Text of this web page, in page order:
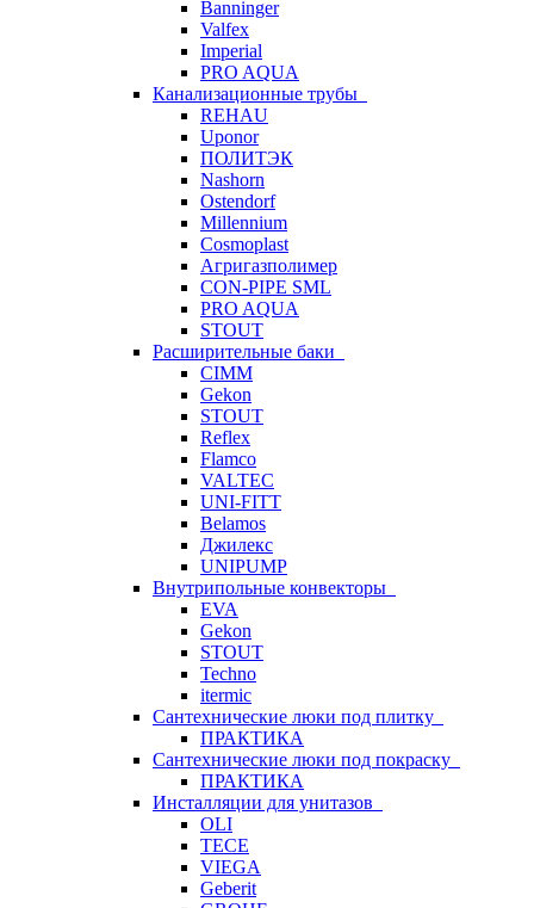
Banninger
Valfex
Imperial
PRO AQUA
Канализационные трубы
REHAU
Uponor
ПОЛИТЭК
Nashorn
Ostendorf
Millennium
Cosmoplast
Агригазполимер
CON-PIPE SML
PRO AQUA
STOUT
Расширительные баки
CIMM
Gekon
STOUT
Reflex
Flamco
VALTEC
UNI-FITT
Belamos
Джилекс
UNIPUMP
Внутрипольные конвекторы
EVA
Gekon
STOUT
Techno
itermic
Сантехнические люки под плитку
ПРАКТИКА
Сантехнические люки под покраску
ПРАКТИКА
Инсталляции для унитазов
OLI
TECE
VIEGA
Geberit